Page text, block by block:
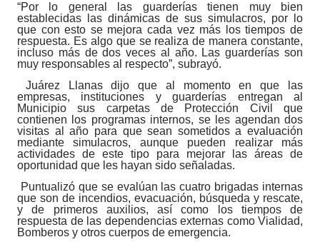
“Por lo general las guarderías tienen muy bien
establecidas las dinámicas de sus simulacros, por lo
que con esto se mejora cada vez más los tiempos de
respuesta. Es algo que se realiza de manera constante,
incluso más de dos veces al año. Las guarderías son
muy responsables al respecto”, subrayó.
Juárez Llanas dijo que al momento en que las
empresas, instituciones y guarderías entregan al
Municipio sus carpetas de Protección Civil que
contienen los programas internos, se les agendan dos
visitas al año para que sean sometidos a evaluación
mediante simulacros, aunque pueden realizar más
actividades de este tipo para mejorar las áreas de
oportunidad que les hayan sido señaladas.
Puntualizó que se evalúan las cuatro brigadas internas
que son de incendios, evacuación, búsqueda y rescate,
y de primeros auxilios, así como los tiempos de
respuesta de las dependencias externas como Vialidad,
Bomberos y otros cuerpos de emergencia.